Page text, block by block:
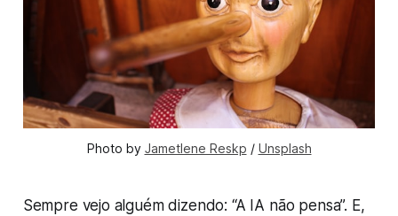
Photo by Jametlene Reskp / Unsplash
Sempre vejo alguém dizendo: “A IA não pensa”. E,